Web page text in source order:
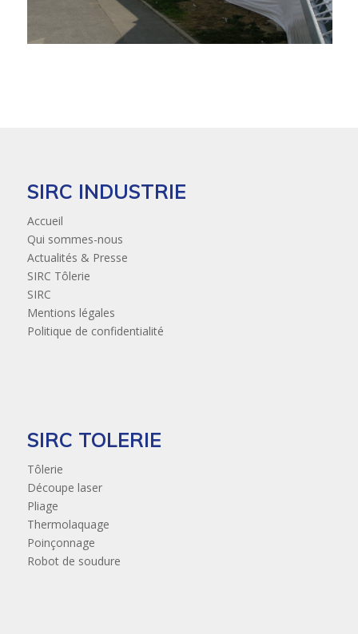
SIRC INDUSTRIE
Accueil
Qui sommes-nous
Actualités & Presse
SIRC Tôlerie
SIRC
Mentions légales
Politique de confidentialité
SIRC TOLERIE
Tôlerie
Découpe laser
Pliage
Thermolaquage
Poinçonnage
Robot de soudure